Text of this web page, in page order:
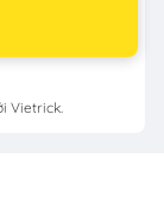
Vietrick.